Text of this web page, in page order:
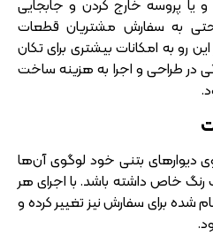
پروسه خارج کردن و جابجایی
به سفارش مشتریان قطعات
رو به امکانات بیشتری برای تکان
در طراحی و اجرا به هزینه ساخت
دیوارهای بتنی خود لوگوی آن‌ها
خاص داشته باشد. با اجرای هر
شده برای سفارش نیز تغییر کرده و